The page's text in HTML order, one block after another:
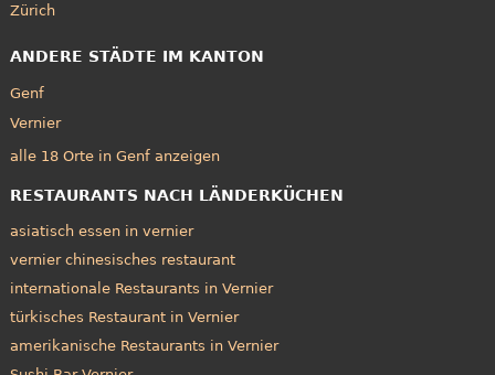
Zürich
ANDERE STÄDTE IM KANTON
Genf
Vernier
alle 18 Orte in Genf anzeigen
RESTAURANTS NACH LÄNDERKÜCHEN
asiatisch essen in vernier
vernier chinesisches restaurant
internationale Restaurants in Vernier
türkisches Restaurant in Vernier
amerikanische Restaurants in Vernier